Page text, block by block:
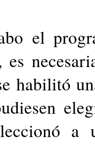
el
habilitó
a